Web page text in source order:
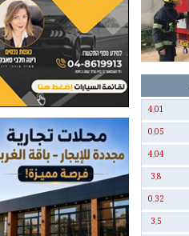
4.01
0.05
4.04
3.8
0.32
3.5